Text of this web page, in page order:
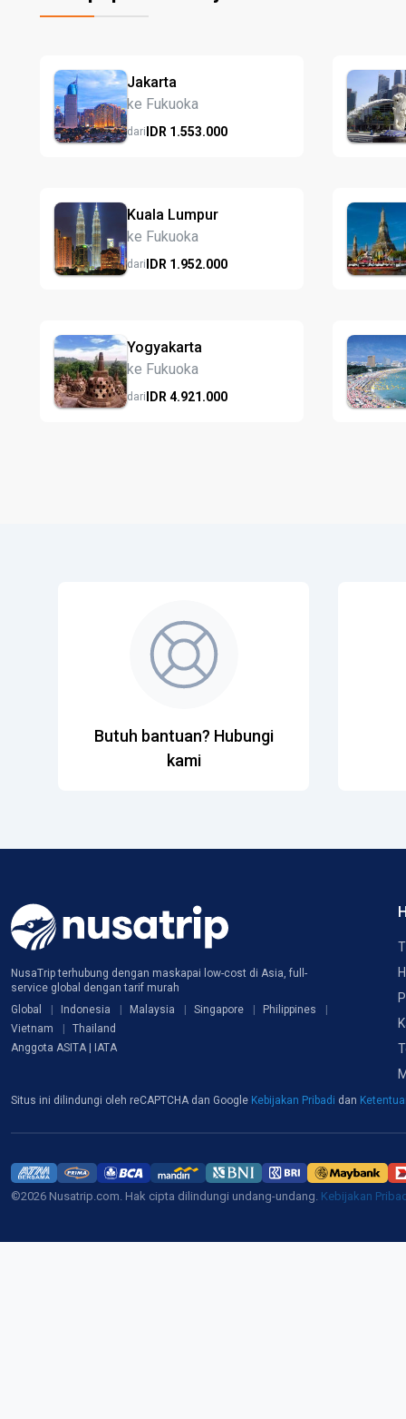
Jakarta
ke Fukuoka
dariIDR 1.553.000
Kuala Lumpur
ke Fukuoka
dariIDR 1.952.000
Yogyakarta
ke Fukuoka
dariIDR 4.921.000
Butuh bantuan? Hubungi
kami
NusaTrip terhubung dengan maskapai low-cost di Asia, full-
service global dengan tarif murah
Global
Indonesia Malaysia Singapore
Philippines
Vietnam
Thailand
Anggota ASITA | IATA
Situs ini dilindungi oleh reCAPTCHA dan Google Kebijakan Pribadi dan
©2026 Nusatrip.com. Hak cipta dilindungi undang-undang. Kebijakan